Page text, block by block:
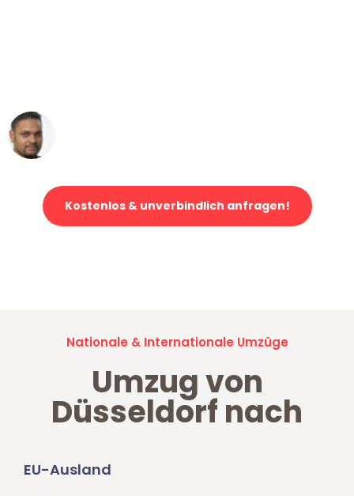
Kostenlos & unverbindlich anfragen!
Nationale & Internationale Umzüge
Umzug von
Düsseldorf nach
EU-Ausland